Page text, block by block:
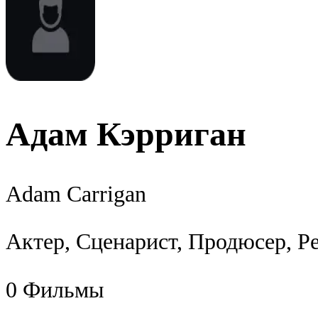
Адам Кэрриган
Adam Carrigan
Актер, Сценарист, Продюсер,
0 Фильмы